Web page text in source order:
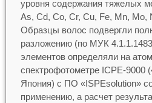
уровня содержания тяжелых
As, Cd, Co, Cr, Cu, Fe, Mn, Mo,
Образцы волос подвергли
разложению (по МУК
элементов определяли на
спектрофотометре ICPE-9000
Япония) с ПО «ISPEsolution»
применению, а расчет